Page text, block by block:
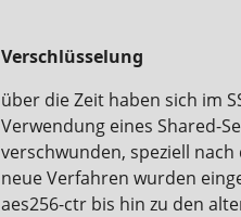
Verschlüsselung
über die Zeit haben sich im
Verwendung eines Shared-
verschwunden, speziell
neue Verfahren wurden
aes256-ctr bis hin zu den